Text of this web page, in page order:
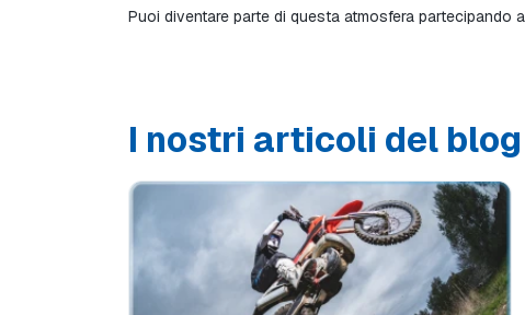
Puoi diventare parte di questa atmosfera
I nostri articoli del blog